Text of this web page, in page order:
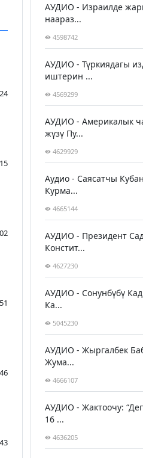
АУДИО - Израилде
наараз...
4598742
АУДИО - Түркиядагы
иштерин ...
4569299
АУДИО - Америкалык
жүзү Пу...
4629929
Аудио - Саясатчы
Курма...
4665144
АУДИО - Президент
Констит...
4627230
АУДИО - Сонунбүбү
Ка...
5045230
АУДИО - Жыргалбек
Жума...
4666107
АУДИО - Жактоочу:
16 ...
4636205